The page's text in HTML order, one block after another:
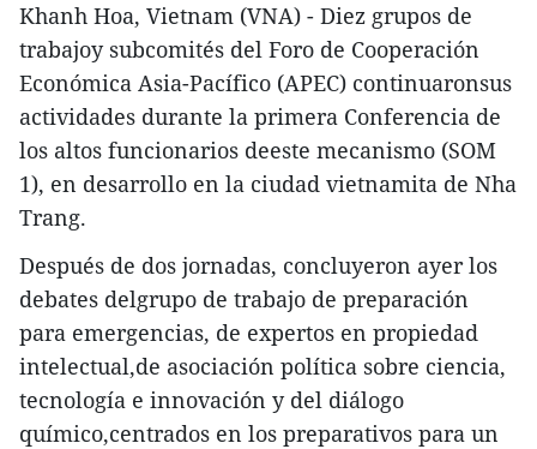
Khanh Hoa, Vietnam (VNA) - Diez grupos de
trabajoy subcomités del Foro de Cooperación
Económica Asia-Pacífico (APEC) continuaronsus
actividades durante la primera Conferencia de
los altos funcionarios deeste mecanismo (SOM
1), en desarrollo en la ciudad vietnamita de Nha
Trang.
Después de dos jornadas, concluyeron ayer los
debates delgrupo de trabajo de preparación
para emergencias, de expertos en propiedad
intelectual,de asociación política sobre ciencia,
tecnología e innovación y del diálogo
químico,centrados en los preparativos para un